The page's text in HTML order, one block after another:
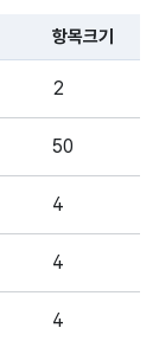
항목에 대한
항목크기
2
50
4
4
4